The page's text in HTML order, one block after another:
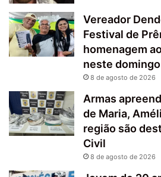
Vereador
Festival de
homenagem
neste
8 de agosto de 2026
Armas
de Maria,
região são
Civil
8 de agosto de 2026